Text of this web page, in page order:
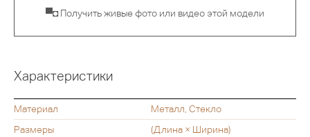
▀◘ Получить живые фото или видео этой модели
Характеристики
Материал
Металл, Стекло
Размеры
(Длина × Ширина)